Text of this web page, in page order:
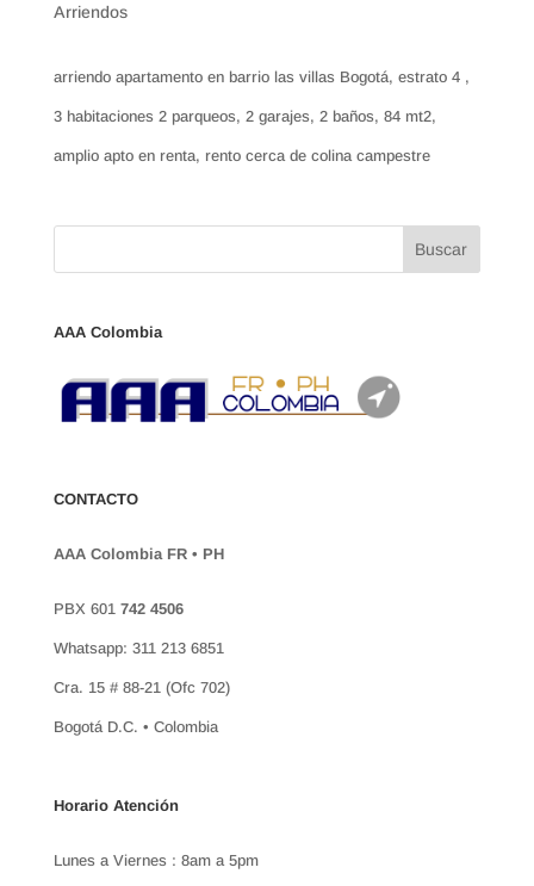
Arriendos
arriendo apartamento en barrio las villas Bogotá, estrato 4 ,
3 habitaciones 2 parqueos, 2 garajes, 2 baños, 84 mt2,
amplio apto en renta, rento cerca de colina campestre
AAA Colombia
CONTACTO
AAA Colombia FR • PH
PBX 601 742 4506
Whatsapp: 311 213 6851
Cra. 15 # 88-21 (Ofc 702)
Bogotá D.C. • Colombia
Horario Atención
Lunes a Viernes : 8am a 5pm